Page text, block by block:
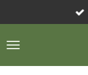
direct
naar